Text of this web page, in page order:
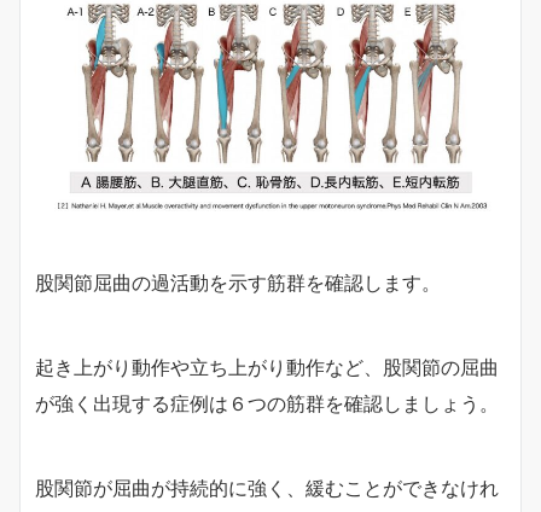
股関節屈曲の過活動を示す筋群を確認します。
起き上がり動作や立ち上がり動作など、股関節の屈曲
が強く出現する症例は６つの筋群を確認しましょう。
股関節が屈曲が持続的に強く、緩むことができなけれ